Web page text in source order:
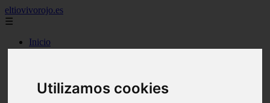
Utilizamos cookies
eltiovivorojo.es
☰
Inicio
argentina
carnes